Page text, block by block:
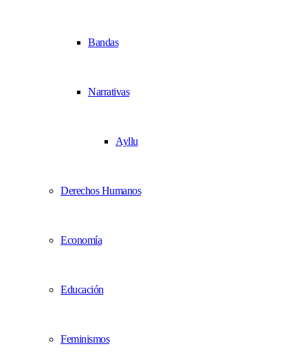
Bandas
Narrativas
Ayllu
Derechos Humanos
Economía
Educación
Feminismos